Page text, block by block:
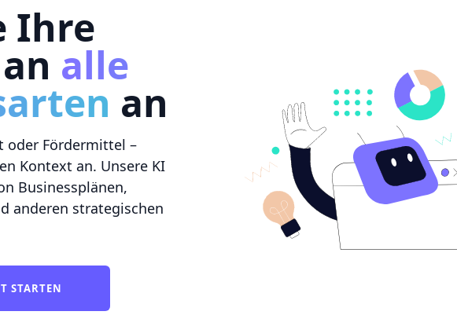
Ihre
alle
an
oder Fördermittel –
Kontext an. Unsere KI
Businessplänen,
anderen strategischen
STARTEN